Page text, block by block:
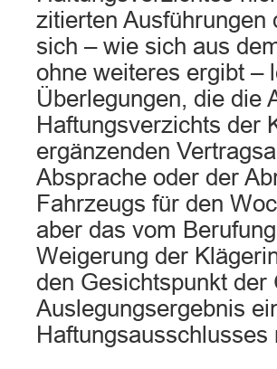
zitierten Ausführungen
sich – wie sich aus
ohne weiteres ergibt –
Überlegungen, die die
Haftungsverzichts der
ergänzenden
Absprache oder der
Fahrzeugs für den
aber das vom
Weigerung der
den Gesichtspunkt
Auslegungsergebnis
Haftungsausschlusses